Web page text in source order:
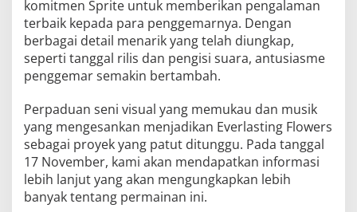
komitmen Sprite untuk memberikan pengalaman
terbaik kepada para penggemarnya. Dengan
berbagai detail menarik yang telah diungkap,
seperti tanggal rilis dan pengisi suara, antusiasme
penggemar semakin bertambah.
Perpaduan seni visual yang memukau dan musik
yang mengesankan menjadikan Everlasting Flowers
sebagai proyek yang patut ditunggu. Pada tanggal
17 November, kami akan mendapatkan informasi
lebih lanjut yang akan mengungkapkan lebih
banyak tentang permainan ini.